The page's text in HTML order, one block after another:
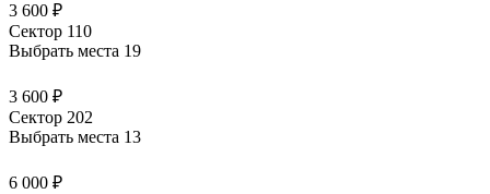
3 600 ₽
Сектор 110
Выбрать места 19
3 600 ₽
Сектор 202
Выбрать места 13
6 000 ₽